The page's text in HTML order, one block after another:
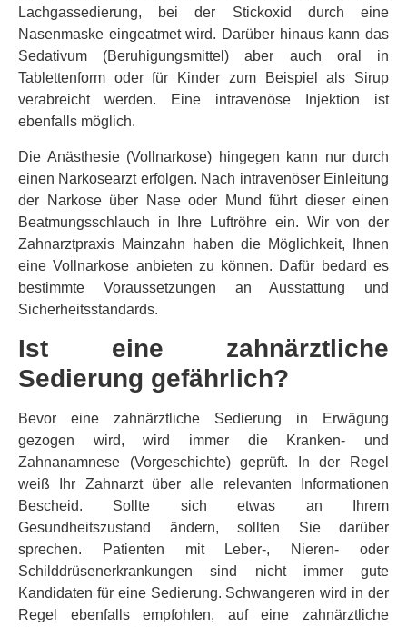
Lachgassedierung, bei der Stickoxid durch eine
Nasenmaske eingeatmet wird. Darüber hinaus kann das
Sedativum (Beruhigungsmittel) aber auch oral in
Tablettenform oder für Kinder zum Beispiel als Sirup
verabreicht werden. Eine intravenöse Injektion ist
ebenfalls möglich.
Die Anästhesie (Vollnarkose) hingegen kann nur durch
einen Narkosearzt erfolgen. Nach intravenöser Einleitung
der Narkose über Nase oder Mund führt dieser einen
Beatmungsschlauch in Ihre Luftröhre ein. Wir von der
Zahnarztpraxis Mainzahn haben die Möglichkeit, Ihnen
eine Vollnarkose anbieten zu können. Dafür bedard es
bestimmte Voraussetzungen an Ausstattung und
Sicherheitsstandards.
Ist eine zahnärztliche
Sedierung gefährlich?
Bevor eine zahnärztliche Sedierung in Erwägung
gezogen wird, wird immer die Kranken- und
Zahnanamnese (Vorgeschichte) geprüft. In der Regel
weiß Ihr Zahnarzt über alle relevanten Informationen
Bescheid. Sollte sich etwas an Ihrem
Gesundheitszustand ändern, sollten Sie darüber
sprechen. Patienten mit Leber-, Nieren- oder
Schilddrüsenerkrankungen sind nicht immer gute
Kandidaten für eine Sedierung. Schwangeren wird in der
Regel ebenfalls empfohlen, auf eine zahnärztliche